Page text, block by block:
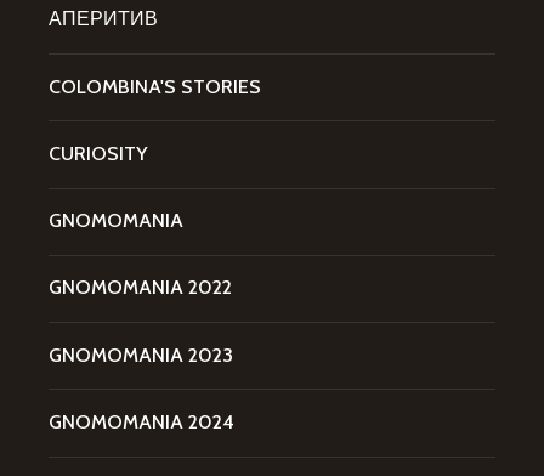
АПЕРИТИВ
COLOMBINA'S STORIES
CURIOSITY
GNOMOMANIA
GNOMOMANIA 2022
GNOMOMANIA 2023
GNOMOMANIA 2024